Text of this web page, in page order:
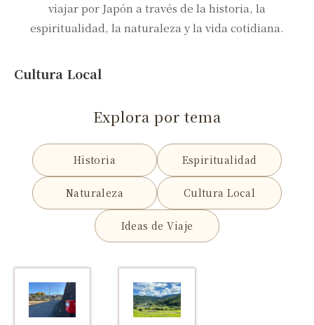
viajar por Japón a través de la historia, la
espiritualidad, la naturaleza y la vida cotidiana.
Cultura Local
Explora por tema
Historia Espiritualidad
Naturaleza Cultura Local
Ideas de Viaje